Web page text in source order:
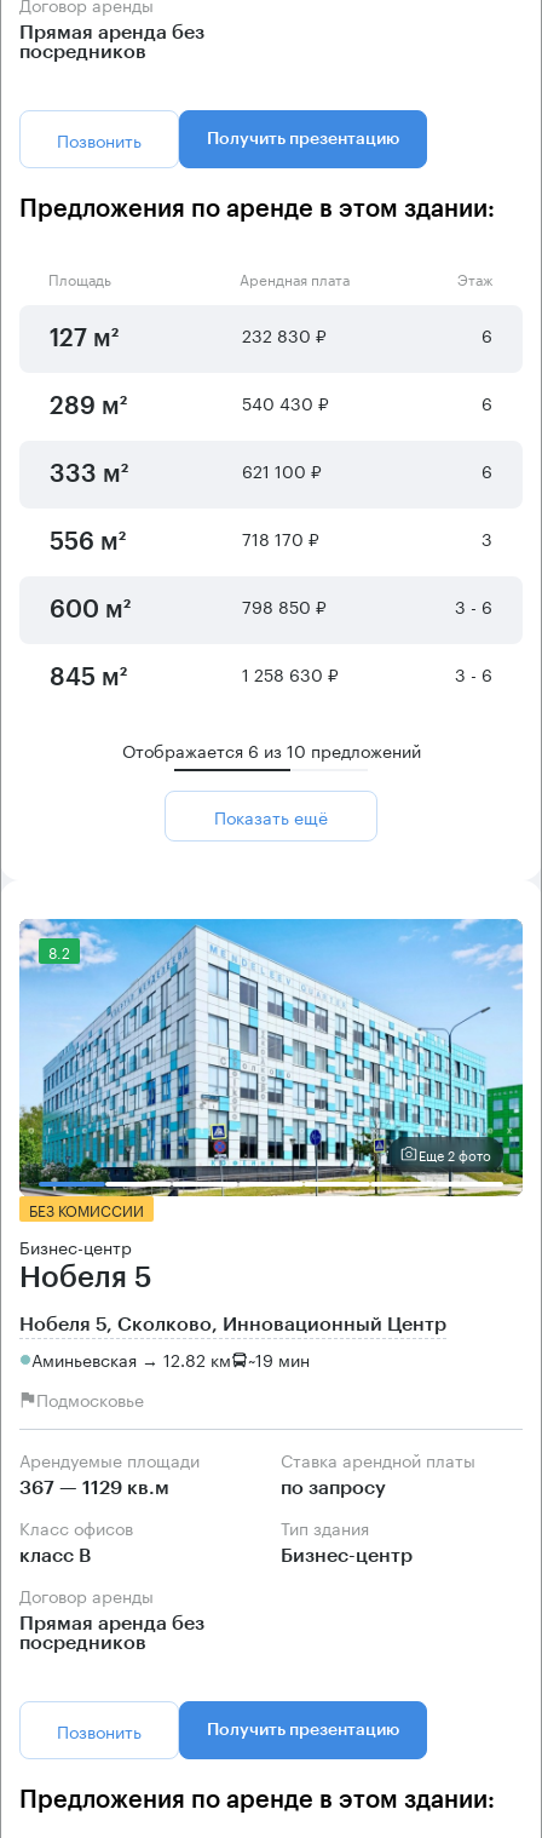
Прямая аренда без
посредников
Позвонить Получить презентацию
Предложения по аренде в этом здании:
Площадь Арендная плата Этаж
127 м² 232 830 ₽ 6
289 м² 540 430 ₽ 6
333 м² 621 100 ₽ 6
556 м² 718 170 ₽ 3
600 м² 798 850 ₽ 3 - 6
845 м² 1 258 630 ₽ 3 - 6
Отображается 6 из10 предложений
Показать ещё
8.2
Еще 2 фото
БЕЗ КОМИССИИ
Бизнес-центр
Нобеля 5
Нобеля 5, Сколково, Инновационный Центр
Аминьевская → 12.82 км ~19 мин
Подмосковье
Арендуемые площади
367 — 1129 кв.м
Ставка арендной платы
по запросу
Класс офисов
класс B
Тип здания
Бизнес-центр
Договор аренды
Прямая аренда без
посредников
Позвонить Получить презентацию
Предложения по аренде в этом здании: